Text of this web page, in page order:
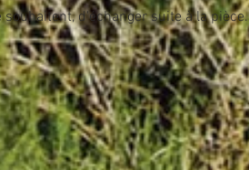
d'échanger suite à la pièce.